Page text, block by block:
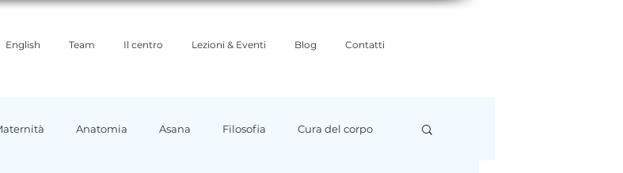
English Team Il centro Lezioni & Eventi Blog Contatti
Anatomia Asana Filosofia Cura del corpo